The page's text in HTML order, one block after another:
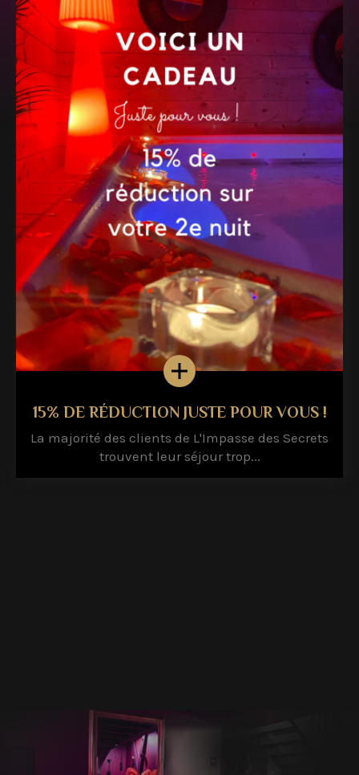
15% DE RÉDUCTION JUSTE POUR VOUS !
La majorité des clients de L'Impasse des Secrets
trouvent leur séjour trop...